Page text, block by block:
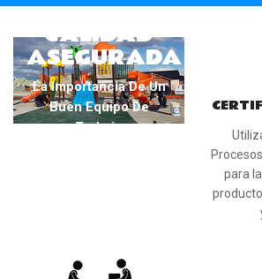
CALIDAD
ASEGURADA
La Importancia De Un
Buen Equipo De
Trabajo
para